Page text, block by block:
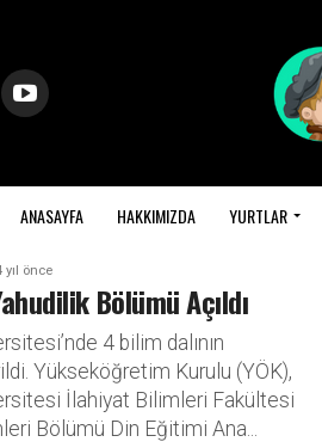
ANASAYFA HAKKIMIZDA YURTLAR
yıl önce
Bölümü Açıldı
4 bilim dalının
Yükseköğretim Kurulu (YÖK),
İlahiyat Bilimleri Fakültesi
Bölümü Din Eğitimi Ana...